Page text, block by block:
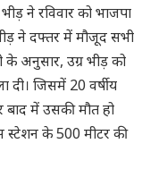
ने रविवार को भाजपा
ने दफ्तर में मौजूद सभी
के अनुसार, उग्र भीड़ को
दी। जिसमें 20 वर्षीय
में उसकी मौत हो
स्टेशन के 500 मीटर की